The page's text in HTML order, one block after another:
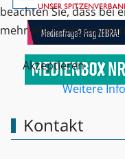
Kontakt
beachten Sie, dass bei
mehr alle
Akzeptieren
Weitere